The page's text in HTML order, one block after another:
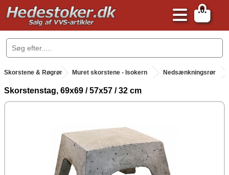
0
.
Skorstene & Røgrør . Muret skorstene - Isokern Nedsænkningsrør
Skorstenstag, 69x69 / 57x57 / 32 cm